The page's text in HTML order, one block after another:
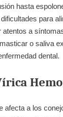
hasta
para
atentos a
o saliva
dental.
afecta a los